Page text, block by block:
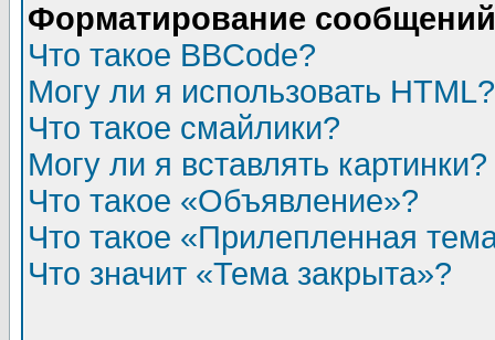
Форматирование
Что такое BBCode?
Могу ли я использовать HTML?
Что такое смайлики?
Могу ли я вставлять картинки?
Что такое «Объявление»?
Что такое «Прилепленная
Что значит «Тема закрыта»?